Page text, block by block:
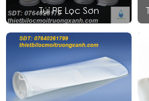
Túi PE Lọc Sơn